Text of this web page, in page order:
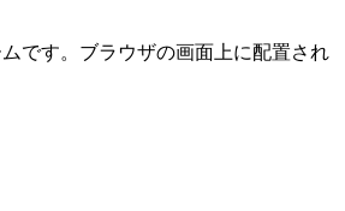
です。ブラウザの画面上に配置され